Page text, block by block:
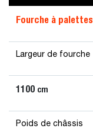
Fourche à
Largeur de fourche
1100 cm
Poids de châssis